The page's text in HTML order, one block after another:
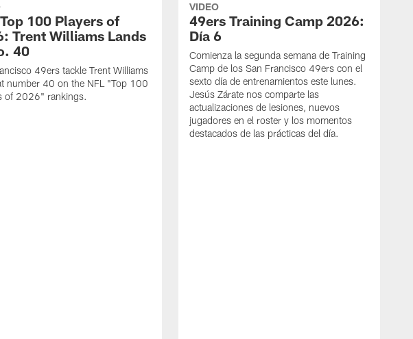
100 Players of
Trent Williams Lands
40
49ers tackle Trent Williams
number 40 on the NFL "Top 100
of 2026" rankings.
VIDEO
49ers Training Camp 2026:
Día 6
Comienza la segunda semana de Training
Camp de los San Francisco 49ers con el
sexto día de entrenamientos este lunes.
Jesús Zárate nos comparte las
actualizaciones de lesiones, nuevos
jugadores en el roster y los momentos
destacados de las prácticas del día.